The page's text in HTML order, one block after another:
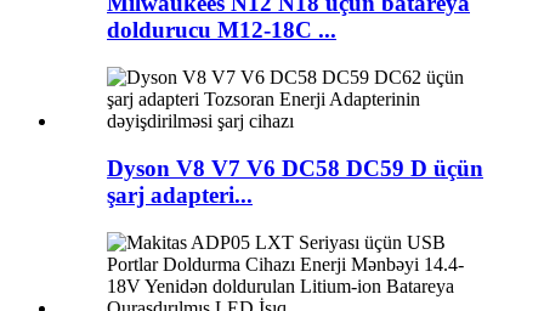
doldurucu M12-18C ...
Dyson V8 V7 V6 DC58 DC59 D üçün
şarj adapteri...